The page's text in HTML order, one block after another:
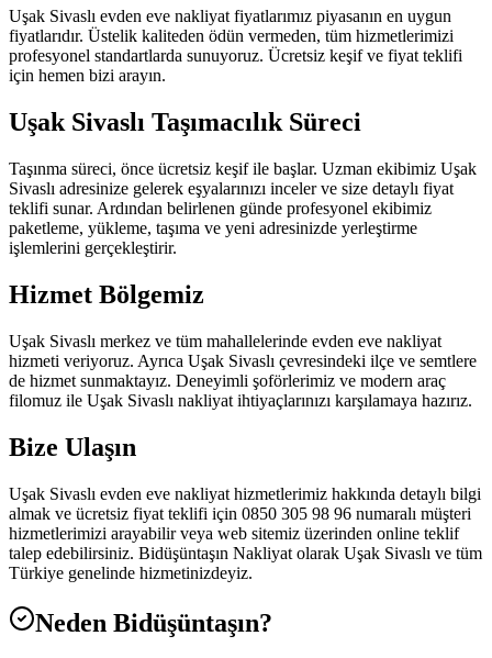
Uşak Sivaslı evden eve nakliyat fiyatlarımız piyasanın en uygun
fiyatlarıdır. Üstelik kaliteden ödün vermeden, tüm hizmetlerimizi
profesyonel standartlarda sunuyoruz. Ücretsiz keşif ve fiyat teklifi
için hemen bizi arayın.
Uşak Sivaslı Taşımacılık Süreci
Taşınma süreci, önce ücretsiz keşif ile başlar. Uzman ekibimiz Uşak
Sivaslı adresinize gelerek eşyalarınızı inceler ve size detaylı fiyat
teklifi sunar. Ardından belirlenen günde profesyonel ekibimiz
paketleme, yükleme, taşıma ve yeni adresinizde yerleştirme
işlemlerini gerçekleştirir.
Hizmet Bölgemiz
Uşak Sivaslı merkez ve tüm mahallelerinde evden eve nakliyat
hizmeti veriyoruz. Ayrıca Uşak Sivaslı çevresindeki ilçe ve semtlere
de hizmet sunmaktayız. Deneyimli şoförlerimiz ve modern araç
filomuz ile Uşak Sivaslı nakliyat ihtiyaçlarınızı karşılamaya hazırız.
Bize Ulaşın
Uşak Sivaslı evden eve nakliyat hizmetlerimiz hakkında detaylı bilgi
almak ve ücretsiz fiyat teklifi için 0850 305 98 96 numaralı müşteri
hizmetlerimizi arayabilir veya web sitemiz üzerinden online teklif
talep edebilirsiniz. Bidüşüntaşın Nakliyat olarak Uşak Sivaslı ve tüm
Türkiye genelinde hizmetinizdeyiz.
Neden Bidüşüntaşın?